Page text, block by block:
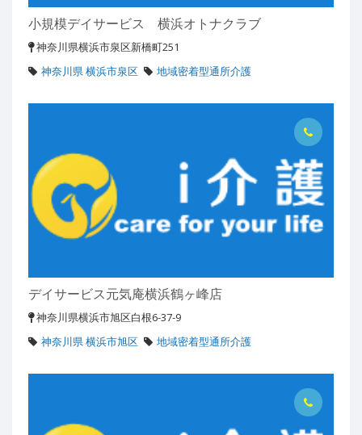
小規模デイサービス 横浜オトナクラブ
神奈川県横浜市泉区新橋町251
神奈川県 横浜市泉区
地域密着型通所介護
デイサービス元気庵横浜鶴ヶ峰店
神奈川県横浜市旭区白根6-37-9
神奈川県 横浜市旭区
地域密着型通所介護